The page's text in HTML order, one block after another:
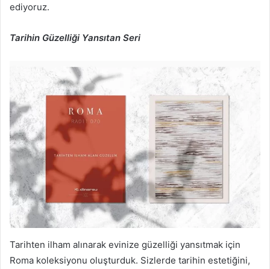
ediyoruz.
Tarihin Güzelliği Yansıtan Seri
Tarihten ilham alınarak evinize güzelliği yansıtmak için
Roma koleksiyonu oluşturduk. Sizlerde tarihin estetiğini,